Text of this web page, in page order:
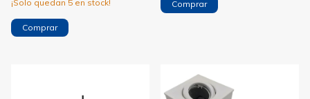
¡Solo quedan 5 en stock!
Comprar
Comprar